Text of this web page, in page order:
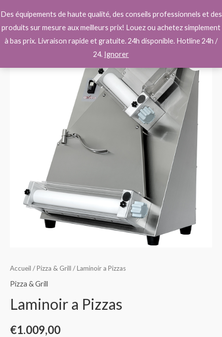
au
contenu
Main
Menu
Accueil /Pizza & Grill / Laminoir a Pizzas
Pizza & Grill
Laminoir a Pizzas
€1.009,00
Des équipements de haute qualité, des conseils professionnels et des
produits sur mesure aux meilleurs prix! Louez ou achetez simplement
à bas prix. Livraison rapide et gratuite. 24h disponible. Hotline 24h /
24. Ignorer